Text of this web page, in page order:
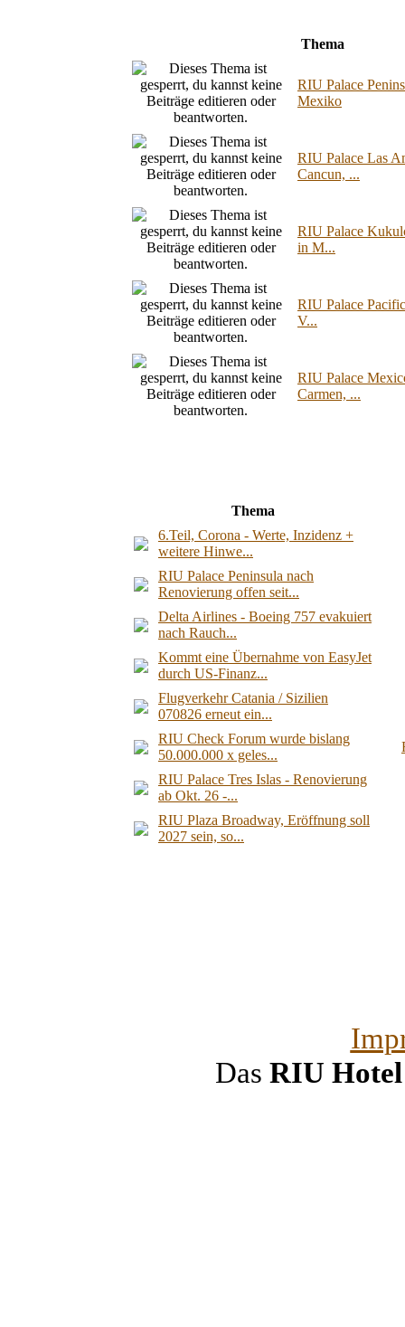
Thema
RIU Palace
Mexiko
RIU Palace Las
Cancun, ...
RIU Palace
in M...
RIU Palace
V...
RIU Palace
Carmen, ...
Thema
6.Teil, Corona - Werte, Inzidenz +
weitere Hinwe...
RIU Palace Peninsula nach
Renovierung offen seit...
Delta Airlines - Boeing 757 evakuiert
nach Rauch...
Kommt eine Übernahme von EasyJet
durch US-Finanz...
Flugverkehr Catania / Sizilien
070826 erneut ein...
RIU Check Forum wurde bislang
50.000.000 x geles...
RIU Palace Tres Islas - Renovierung
ab Okt. 26 -...
RIU Plaza Broadway, Eröffnung soll
2027 sein, so...
Das RIU